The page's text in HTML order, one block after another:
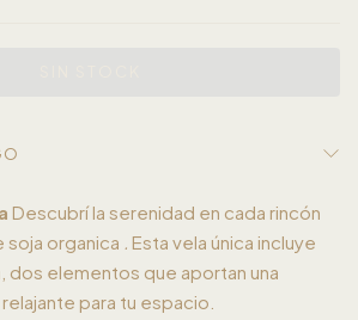
Descubrí la serenidad en cada rincón
soja organica
Esta vela única incluye
dos elementos que aportan una
para tu espacio.